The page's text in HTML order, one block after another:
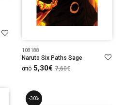
108188
Naruto Six Paths Sage
από 5,30€ 7,60€
-30%